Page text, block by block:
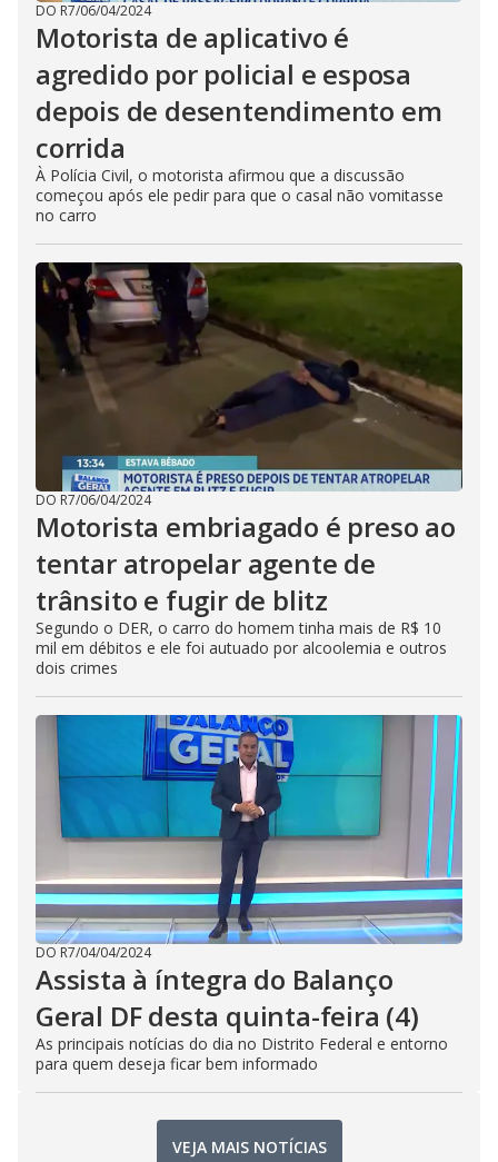
DO R7/06/04/2024
Motorista de aplicativo é
agredido por policial e esposa
depois de desentendimento em
corrida
À Polícia Civil, o motorista afirmou que a discussão
começou após ele pedir para que o casal não vomitasse
no carro
DO R7/06/04/2024
Motorista embriagado é preso ao
tentar atropelar agente de
trânsito e fugir de blitz
Segundo o DER, o carro do homem tinha mais de R$ 10
mil em débitos e ele foi autuado por alcoolemia e outros
dois crimes
DO R7/04/04/2024
Assista à íntegra do Balanço
Geral DF desta quinta-feira (4)
As principais notícias do dia no Distrito Federal e entorno
para quem deseja ficar bem informado
VEJA MAIS NOTÍCIAS